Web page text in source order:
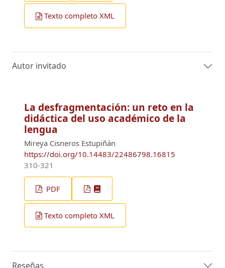
Texto completo XML
Autor invitado
La desfragmentación: un reto en la
didáctica del uso académico de la
lengua
Mireya Cisneros Estupiñán
https://doi.org/10.14483/22486798.16815
310-321
PDF
Texto completo XML
Reseñas